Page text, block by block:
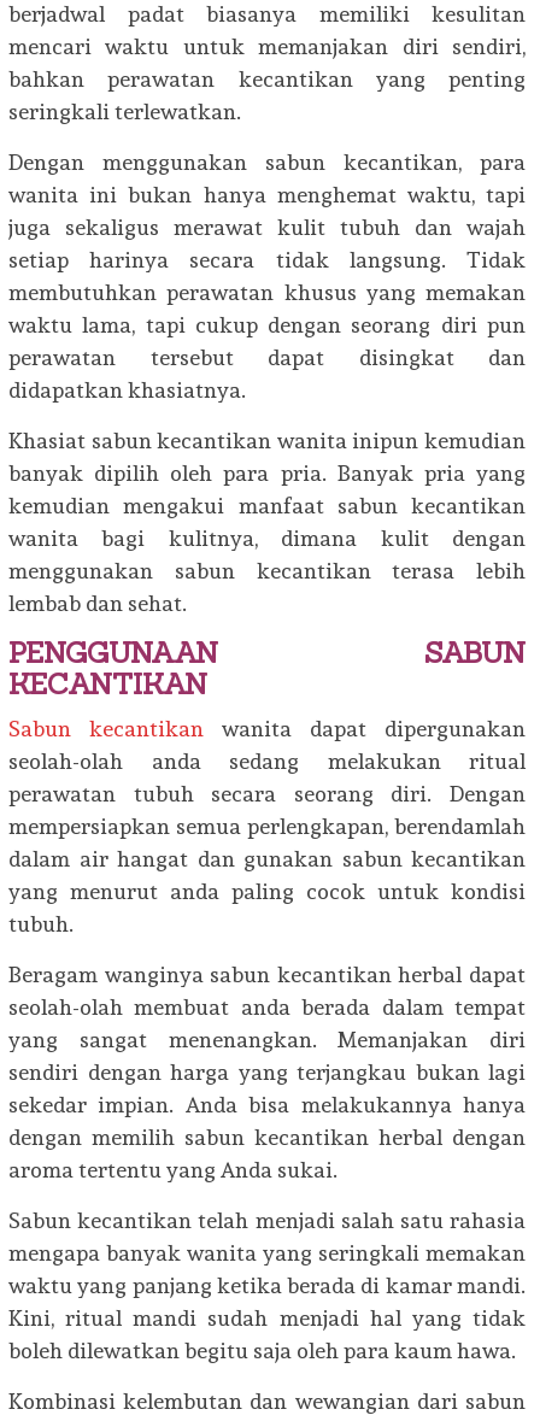
berjadwal padat biasanya memiliki kesulitan
mencari waktu untuk memanjakan diri sendiri,
bahkan perawatan kecantikan yang penting
seringkali terlewatkan.
Dengan menggunakan sabun kecantikan, para
wanita ini bukan hanya menghemat waktu, tapi
juga sekaligus merawat kulit tubuh dan wajah
setiap harinya secara tidak langsung. Tidak
membutuhkan perawatan khusus yang memakan
waktu lama, tapi cukup dengan seorang diri pun
perawatan tersebut dapat disingkat dan
didapatkan khasiatnya.
Khasiat sabun kecantikan wanita inipun kemudian
banyak dipilih oleh para pria. Banyak pria yang
kemudian mengakui manfaat sabun kecantikan
wanita bagi kulitnya, dimana kulit dengan
menggunakan sabun kecantikan terasa lebih
lembab dan sehat.
PENGGUNAAN SABUN
KECANTIKAN
Sabun kecantikan wanita dapat dipergunakan
seolah-olah anda sedang melakukan ritual
perawatan tubuh secara seorang diri. Dengan
mempersiapkan semua perlengkapan, berendamlah
dalam air hangat dan gunakan sabun kecantikan
yang menurut anda paling cocok untuk kondisi
tubuh.
Beragam wanginya sabun kecantikan herbal dapat
seolah-olah membuat anda berada dalam tempat
yang sangat menenangkan. Memanjakan diri
sendiri dengan harga yang terjangkau bukan lagi
sekedar impian. Anda bisa melakukannya hanya
dengan memilih sabun kecantikan herbal dengan
aroma tertentu yang Anda sukai.
Sabun kecantikan telah menjadi salah satu rahasia
mengapa banyak wanita yang seringkali memakan
waktu yang panjang ketika berada di kamar mandi.
Kini, ritual mandi sudah menjadi hal yang tidak
boleh dilewatkan begitu saja oleh para kaum hawa.
Kombinasi kelembutan dan wewangian dari sabun